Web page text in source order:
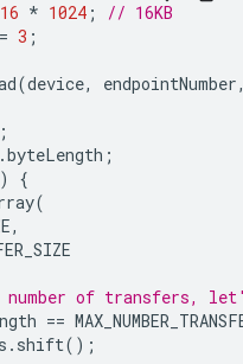
16 * 1024 ;
// 16KB
= 3 ;
(device, endpointNumber
.byteLength ;
)
{
(
,
number of transfers,
==
. shift();